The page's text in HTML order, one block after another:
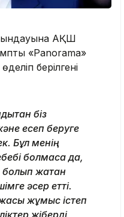
АҚШ
«Panorama»
берілгені
біз
есеп беруге
Бұл менің
болмаса да,
болып жатқан
әсер етті.
жұмыс істеп